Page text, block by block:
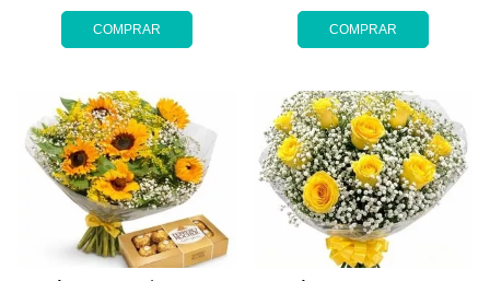
COMPRAR COMPRAR